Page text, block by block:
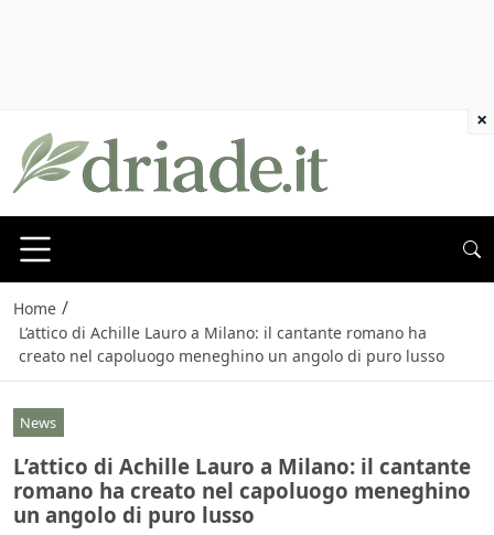
Home /
L’attico di Achille Lauro a Milano: il cantante romano ha
creato nel capoluogo meneghino un angolo di puro lusso
News
L’attico di Achille Lauro a Milano: il cantante
romano ha creato nel capoluogo meneghino
un angolo di puro lusso
×